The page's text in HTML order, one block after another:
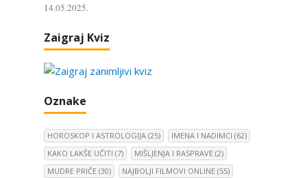
14.05.2025.
Zaigraj Kviz
Oznake
HOROSKOP I ASTROLOGIJA (25) IMENA I NADIMCI (62)
KAKO LAKŠE UČITI (7) MIŠLJENJA I RASPRAVE (2)
MUDRE PRIČE (30) NAJBOLJI FILMOVI ONLINE (55)